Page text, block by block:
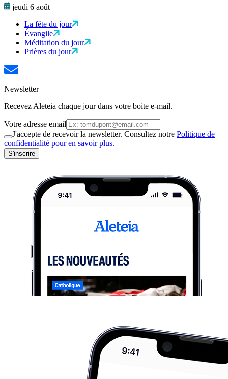
jeudi 6 août
La fête du jour
Évangile
Méditation du jour
Prières du jour
Newsletter
Recevez Aleteia chaque jour dans votre boite e-mail.
Votre adresse email
J'accepte de recevoir la newsletter. Consultez notre Politique de
confidentialité pour en savoir plus.
S'inscrire